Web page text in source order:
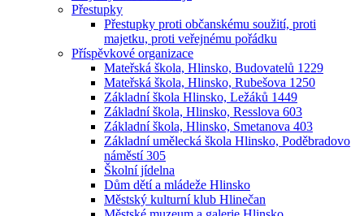
Přestupky
Přestupky proti občanskému soužití, proti
majetku, proti veřejnému pořádku
Příspěvkové organizace
Mateřská škola, Hlinsko, Budovatelů 1229
Mateřská škola, Hlinsko, Rubešova 1250
Základní škola Hlinsko, Ležáků 1449
Základní škola, Hlinsko, Resslova 603
Základní škola, Hlinsko, Smetanova 403
Základní umělecká škola Hlinsko, Poděbradovo
náměstí 305
Školní jídelna
Dům dětí a mládeže Hlinsko
Městský kulturní klub Hlinečan